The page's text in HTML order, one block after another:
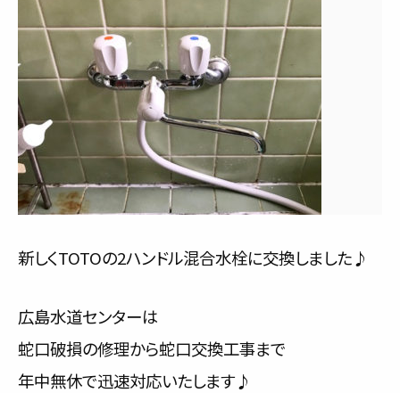
新しくTOTOの2ハンドル混合水栓に交換しました♪
広島水道センターは
蛇口破損の修理から蛇口交換工事まで
年中無休で迅速対応いたします♪